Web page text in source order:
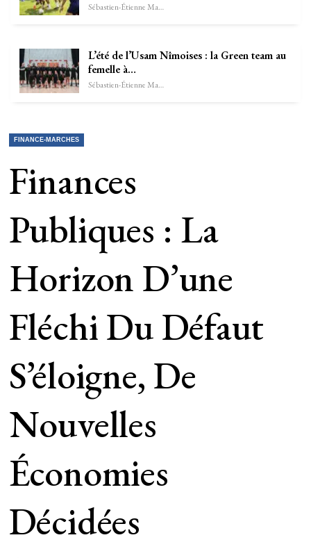
Sébastien-Étienne Marechal
L’été de l’Usam Nîmoises : la Green team au
femelle à…
Sébastien-Étienne Marechal
FINANCE-MARCHES
Finances
Publiques : La
Horizon D’une
Fléchi Du Défaut
S’éloigne, De
Nouvelles
Économies
Décidées